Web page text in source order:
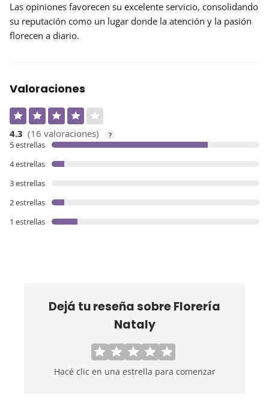
Las opiniones favorecen su excelente servicio, consolidando
su reputación como un lugar donde la atención y la pasión
florecen a diario.
Valoraciones
4.3 (16 valoraciones) ?
5 estrellas
4 estrellas
3 estrellas
2 estrellas
1 estrellas
Dejá tu reseña sobreFlorería
Nataly
Hacé clic en una estrella para comenzar